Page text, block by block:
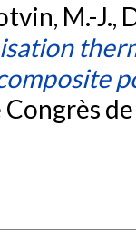
M.-J.,